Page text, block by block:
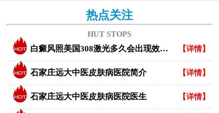
热点关注
HUT STOPS
白癜风照美国308激光多久会出现效果？ 【详情】
石家庄远大中医皮肤病医院简介 【详情】
石家庄远大中医皮肤病医院医生 【详情】